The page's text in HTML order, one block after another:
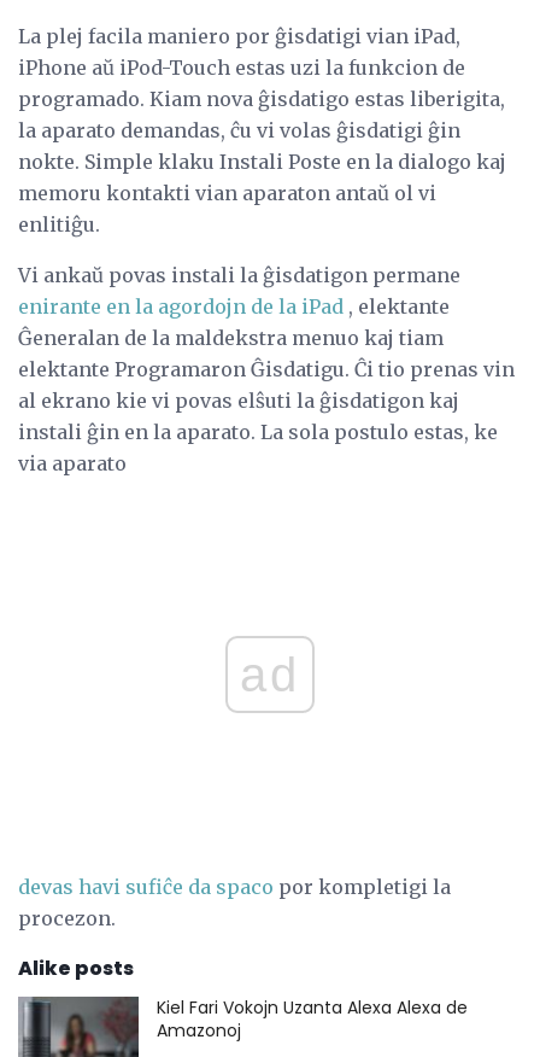
La plej facila maniero por ĝisdatigi vian iPad,
iPhone aŭ iPod-Touch estas uzi la funkcion de
programado. Kiam nova ĝisdatigo estas liberigita,
la aparato demandas, ĉu vi volas ĝisdatigi ĝin
nokte. Simple klaku Instali Poste en la dialogo kaj
memoru kontakti vian aparaton antaŭ ol vi
enlitiĝu.
Vi ankaŭ povas instali la ĝisdatigon permane
enirante en la agordojn de la iPad , elektante
Ĝeneralan de la maldekstra menuo kaj tiam
elektante Programaron Ĝisdatigu. Ĉi tio prenas vin
al ekrano kie vi povas elŝuti la ĝisdatigon kaj
instali ĝin en la aparato. La sola postulo estas, ke
via aparato
ad
devas havi sufiĉe da spaco por kompletigi la
procezon.
Alike posts
Kiel Fari Vokojn Uzanta Alexa Alexa de
Amazonoj